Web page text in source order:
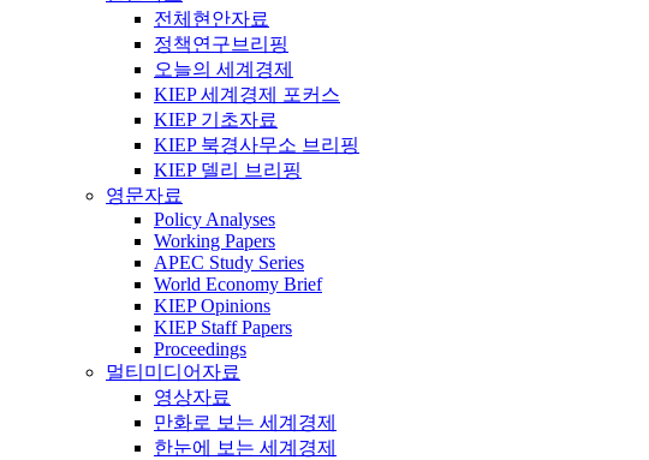
전체현안자료
정책연구브리핑
오늘의 세계경제
KIEP 세계경제 포커스
KIEP 기초자료
KIEP 북경사무소 브리핑
KIEP 델리 브리핑
영문자료
Policy Analyses
Working Papers
APEC Study Series
World Economy Brief
KIEP Opinions
KIEP Staff Papers
Proceedings
멀티미디어자료
영상자료
만화로 보는 세계경제
한눈에 보는 세계경제